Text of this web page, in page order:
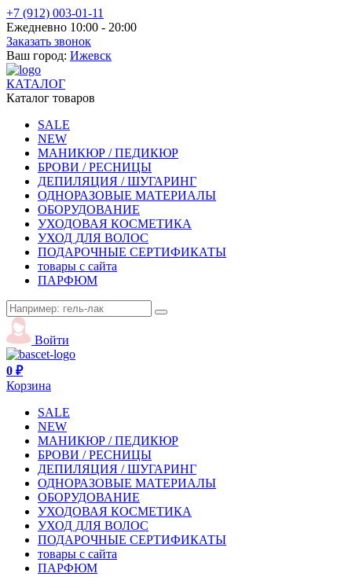
+7 (912) 003-01-11
Ежедневно 10:00 - 20:00
Заказать звонок
Ваш город: Ижевск
КАТАЛОГ
Каталог товаров
SALE
NEW
МАНИКЮР / ПЕДИКЮР
БРОВИ / РЕСНИЦЫ
ДЕПИЛЯЦИЯ / ШУГАРИНГ
ОДНОРАЗОВЫЕ МАТЕРИАЛЫ
ОБОРУДОВАНИЕ
УХОДОВАЯ КОСМЕТИКА
УХОД ДЛЯ ВОЛОС
ПОДАРОЧНЫЕ СЕРТИФИКАТЫ
товары с сайта
ПАРФЮМ
Войти
0 ₽
Корзина
SALE
NEW
МАНИКЮР / ПЕДИКЮР
БРОВИ / РЕСНИЦЫ
ДЕПИЛЯЦИЯ / ШУГАРИНГ
ОДНОРАЗОВЫЕ МАТЕРИАЛЫ
ОБОРУДОВАНИЕ
УХОДОВАЯ КОСМЕТИКА
УХОД ДЛЯ ВОЛОС
ПОДАРОЧНЫЕ СЕРТИФИКАТЫ
товары с сайта
ПАРФЮМ